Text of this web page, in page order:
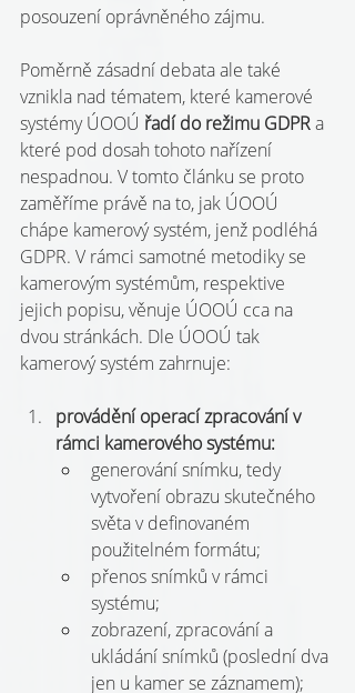
posouzení oprávněného zájmu.
Poměrně zásadní debata ale také
vznikla nad tématem, které kamerové
systémy ÚOOÚ řadí do režimu GDPR a
které pod dosah tohoto nařízení
nespadnou. V tomto článku se proto
zaměříme právě na to, jak ÚOOÚ
chápe kamerový systém, jenž podléhá
GDPR. V rámci samotné metodiky se
kamerovým systémům, respektive
jejich popisu, věnuje ÚOOÚ cca na
dvou stránkách. Dle ÚOOÚ tak
kamerový systém zahrnuje:
provádění operací zpracování v
rámci kamerového systému:
generování snímku, tedy
vytvoření obrazu skutečného
světa v definovaném
použitelném formátu;
přenos snímků v rámci
systému;
zobrazení, zpracování a
ukládání snímků (poslední dva
jen u kamer se záznamem);